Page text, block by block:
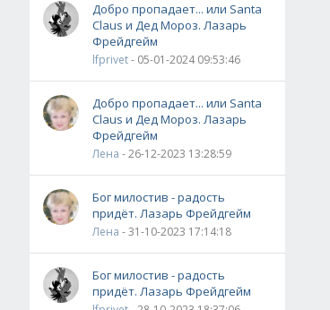
Добро пропадает... или Santa
Claus и Дед Мороз. Лазарь
Фрейдгейм
lfprivet- 05-01-2024 09:53:46
Добро пропадает... или Santa
Claus и Дед Мороз. Лазарь
Фрейдгейм
Лена - 26-12-2023 13:28:59
Бог милостив - радость
придёт. Лазарь Фрейдгейм
Лена - 31-10-2023 17:14:18
Бог милостив - радость
придёт. Лазарь Фрейдгейм